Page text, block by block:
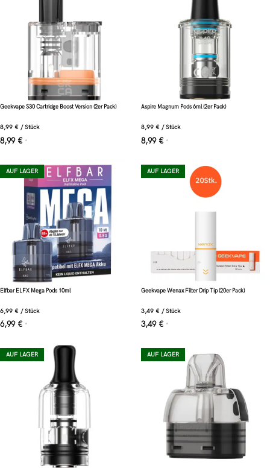
Geekvape S30 Cartridge Boost Version (2er Pack)
8,99 € /Stück
8,99 € *
Aspire Magnum Pods 6ml (2er Pack)
8,99 € /Stück
8,99 € *
AUF LAGER
Elfbar ELFX Mega Pods 10ml
6,99 € /Stück
6,99 € *
AUF LAGER
Geekvape Wenax Filter Drip Tip (20er Pack)
3,49 € /Stück
3,49 € *
AUF LAGER AUF LAGER